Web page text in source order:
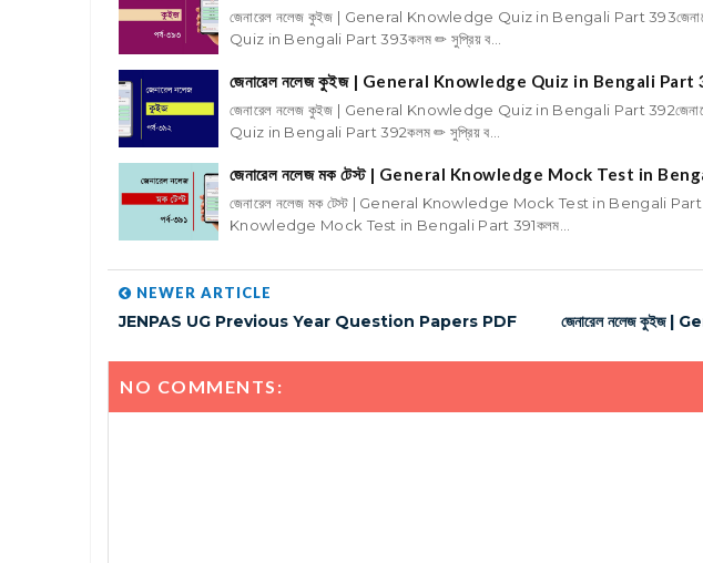
জেনারেল নলেজ কুইজ | General Knowledge Quiz in Bengali Part
Quiz in Bengali Part 393কলম ✏ সুপ্রিয় ব...
জেনারেল নলেজ কুইজ | General Knowledge Quiz in Bengali Part
জেনারেল নলেজ কুইজ | General Knowledge Quiz in Bengali Part
Quiz in Bengali Part 392কলম ✏ সুপ্রিয় ব...
জেনারেল নলেজ মক টেস্ট | General Knowledge Mock Test in
জেনারেল নলেজ মক টেস্ট | General Knowledge Mock Test in Bengali Part
Knowledge Mock Test in Bengali Part 391কলম...
NEWER ARTICLE
JENPAS UG Previous Year Question Papers PDF জেনারেল নলেজ
NO COMMENTS: